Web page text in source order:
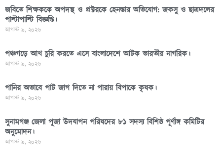
জবিতে শিক্ষককে অপদস্থ ও প্রক্টরকে হেনস্তার অভিযোগ: জকসু ও ছাত্রদলের
পাল্টাপাল্টি বিজ্ঞপ্তি।
আগস্ট ৯, ২০২৬
পঞ্চগড়ে আখ চুরি করতে এসে বাংলাদেশে আটক ভারতীয় নাগরিক।
আগস্ট ৯, ২০২৬
পা‌নির অভাবে পাট জাগ দিতে না পারায় বিপাকে কৃষক।
আগস্ট ৯, ২০২৬
সুনামগঞ্জ জেলা পূজা উদযাপন পরিষদের ৮১ সদস্য বিশিষ্ঠ পূর্ণাঙ্গ কমিটির
অনুমোদন।
আগস্ট ৯, ২০২৬